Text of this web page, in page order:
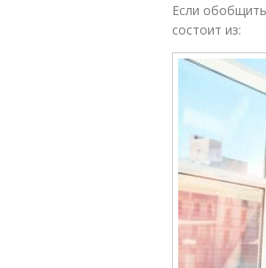
Если
состоит из: